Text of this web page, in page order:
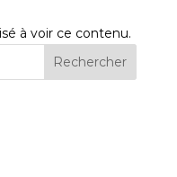
à voir ce contenu.